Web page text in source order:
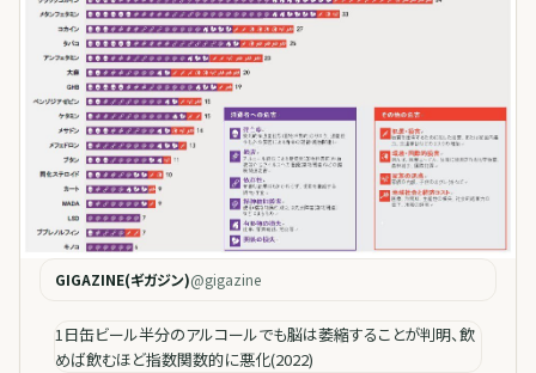
GIGAZINE(ギガジン)@gigazine
1日缶ビール半分のアルコールでも脳は萎縮することが判明、飲
めば飲むほど指数関数的に悪化(2022)